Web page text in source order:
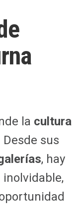
la cultura
sus
, hay